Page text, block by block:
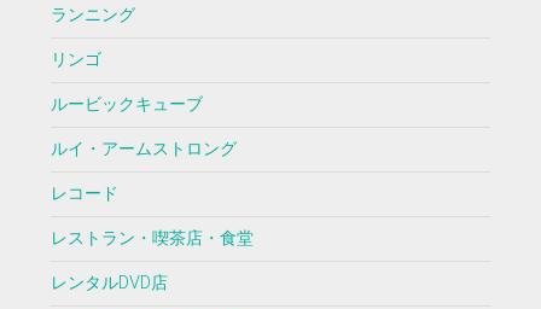
ランニング
リンゴ
ルービックキューブ
ルイ・アームストロング
レコード
レストラン・喫茶店・食堂
レンタルDVD店